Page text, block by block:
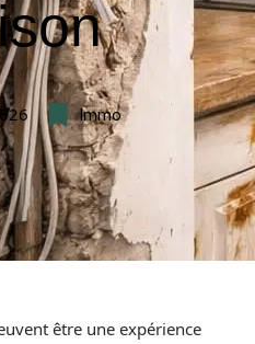
Immo
être une expérience